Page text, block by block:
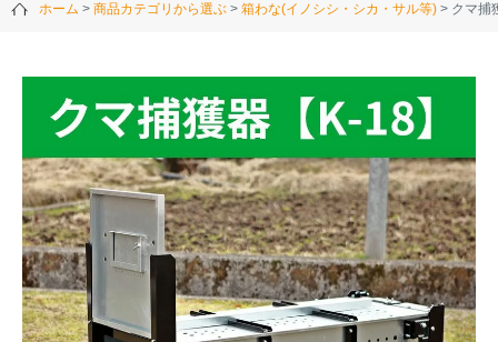
ホーム 商品カテゴリから選ぶ 箱わな(イノシシ・シカ・サル等) クマ捕
楽落くんハイトシェルター侵入禁刺イノシッシ
いのししくんTREL4G-Rアニマルネット2300
アニマルセンサー
商品カテゴリから選ぶ
電気柵
箱わな（アライグマ・ハ
クビシン・ネズミ等）